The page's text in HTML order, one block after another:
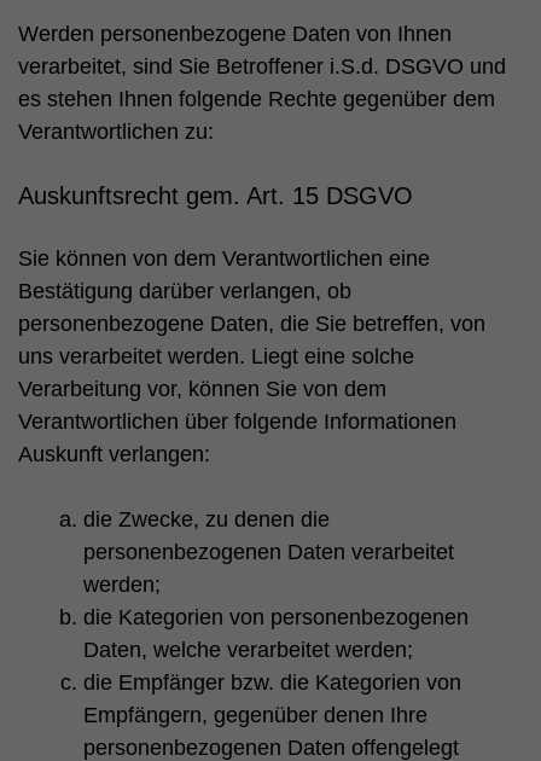
Werden personenbezogene Daten von Ihnen
verarbeitet, sind Sie Betroffener i.S.d. DSGVO und
es stehen Ihnen folgende Rechte gegenüber dem
Verantwortlichen zu:
Auskunftsrecht gem. Art. 15 DSGVO
Sie können von dem Verantwortlichen eine
Bestätigung darüber verlangen, ob
personenbezogene Daten, die Sie betreffen, von
uns verarbeitet werden. Liegt eine solche
Verarbeitung vor, können Sie von dem
Verantwortlichen über folgende Informationen
Auskunft verlangen:
die Zwecke, zu denen die
personenbezogenen Daten verarbeitet
werden;
die Kategorien von personenbezogenen
Daten, welche verarbeitet werden;
die Empfänger bzw. die Kategorien von
Empfängern, gegenüber denen Ihre
personenbezogenen Daten offengelegt